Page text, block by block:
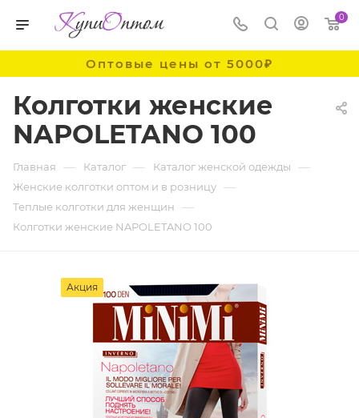
0
Оптовые цены от 5000₽
Колготки женские
NAPOLETANO 100
Главная — Каталог — Каталог женской одежды —
Женские колготки оптом и в розницу —
Теплые колготки для женщин —
Колготки женские NAPOLETANO 100
Акция